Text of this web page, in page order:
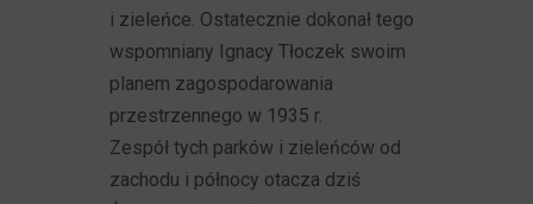
i zieleńce. Ostatecznie dokonał tego
wspomniany Ignacy Tłoczek swoim
planem zagospodarowania
przestrzennego w 1935 r.
Zespół tych parków i zieleńców od
zachodu i północy otacza dziś